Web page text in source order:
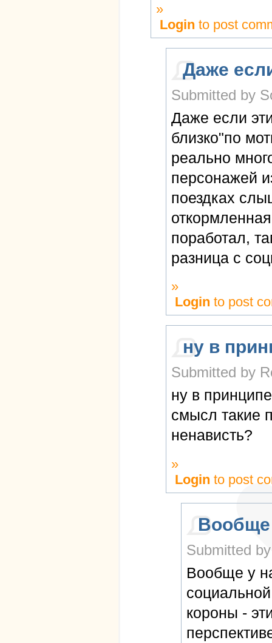
»
Login to post
Даже
Submitted by
Даже если
близко"по
реально
персонажей
поездках
поработал,
разница с
»
Login to post
ну в
Submitted by
ну в
смысл такие
ненависть?
»
Login to post
Вообще
Submitted
Вообще у
короны -